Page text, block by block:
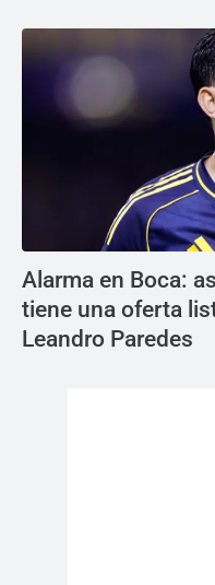
Alarma en Boca:
tiene una oferta
Leandro Paredes